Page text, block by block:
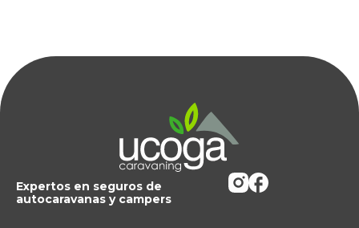
Expertos en seguros de
autocaravanas y campers